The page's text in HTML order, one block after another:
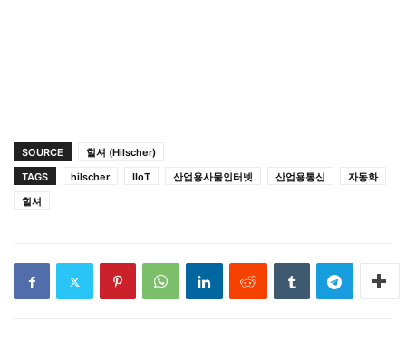
SOURCE
힐셔 (Hilscher)
TAGS
hilscher IIoT 산업용사물인터넷 산업용통신
자동화
힐셔